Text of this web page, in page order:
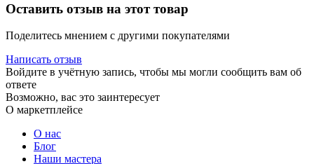
Оставить отзыв на этот товар
Поделитесь мнением с другими покупателями
Написать отзыв
Войдите в учётную запись, чтобы мы могли сообщить вам об
ответе
Возможно, вас это заинтересует
О маркетплейсе
О нас
Блог
Наши мастера